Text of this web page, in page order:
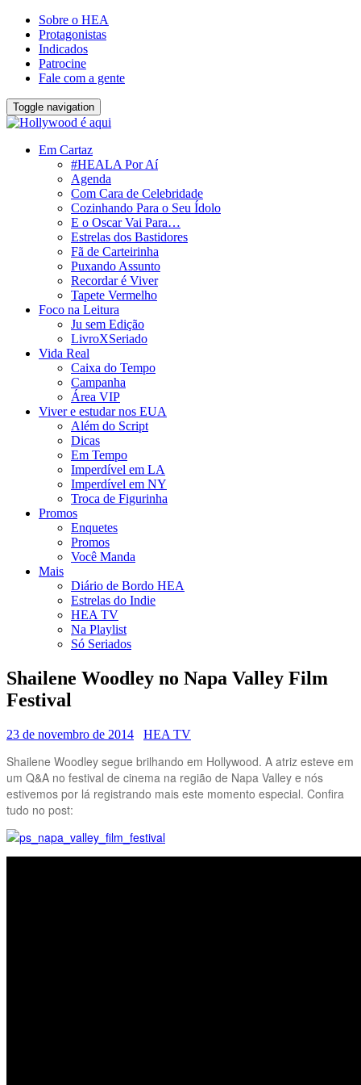
Sobre o HEA
Protagonistas
Indicados
Patrocine
Fale com a gente
Toggle navigation
Em Cartaz
#HEALA Por Aí
Agenda
Com Cara de Celebridade
Cozinhando Para o Seu Ídolo
E o Oscar Vai Para…
Estrelas dos Bastidores
Fã de Carteirinha
Puxando Assunto
Recordar é Viver
Tapete Vermelho
Foco na Leitura
Ju sem Edição
LivroXSeriado
Vida Real
Caixa do Tempo
Campanha
Área VIP
Viver e estudar nos EUA
Além do Script
Dicas
Em Tempo
Imperdível em LA
Imperdível em NY
Troca de Figurinha
Promos
Enquetes
Promos
Você Manda
Mais
Diário de Bordo HEA
Estrelas do Indie
HEA TV
Na Playlist
Só Seriados
Shailene Woodley no Napa Valley Film
Festival
23 de novembro de 2014 HEA TV
Shailene Woodley segue brilhando em Hollywood. A atriz esteve em
um Q&A no festival de cinema na região de Napa Valley e nós
estivemos por lá registrando mais este momento especial. Confira
tudo no post: